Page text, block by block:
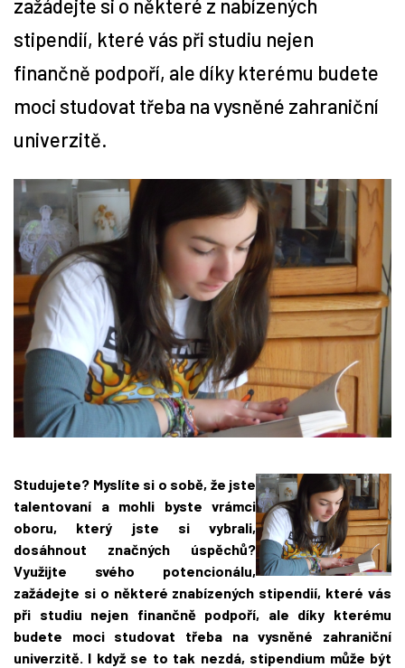
Časopis
Soutěže
zažádejte si o některé z nabízených
stipendií, které vás při studiu nejen
finančně podpoří, ale díky kterému budete
moci studovat třeba na vysněné zahraniční
univerzitě.
Studujete? Myslíte si o sobě, že jste
talentovaní a mohli byste vrámci
oboru, který jste si vybrali,
dosáhnout značných úspěchů?
Využijte svého potencionálu,
zažádejte si o některé znabízených stipendií, které vás
při studiu nejen finančně podpoří, ale díky kterému
budete moci studovat třeba na vysněné zahraniční
univerzitě. I když se to tak nezdá, stipendium může být